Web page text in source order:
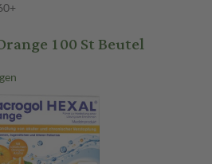
100 St Beutel